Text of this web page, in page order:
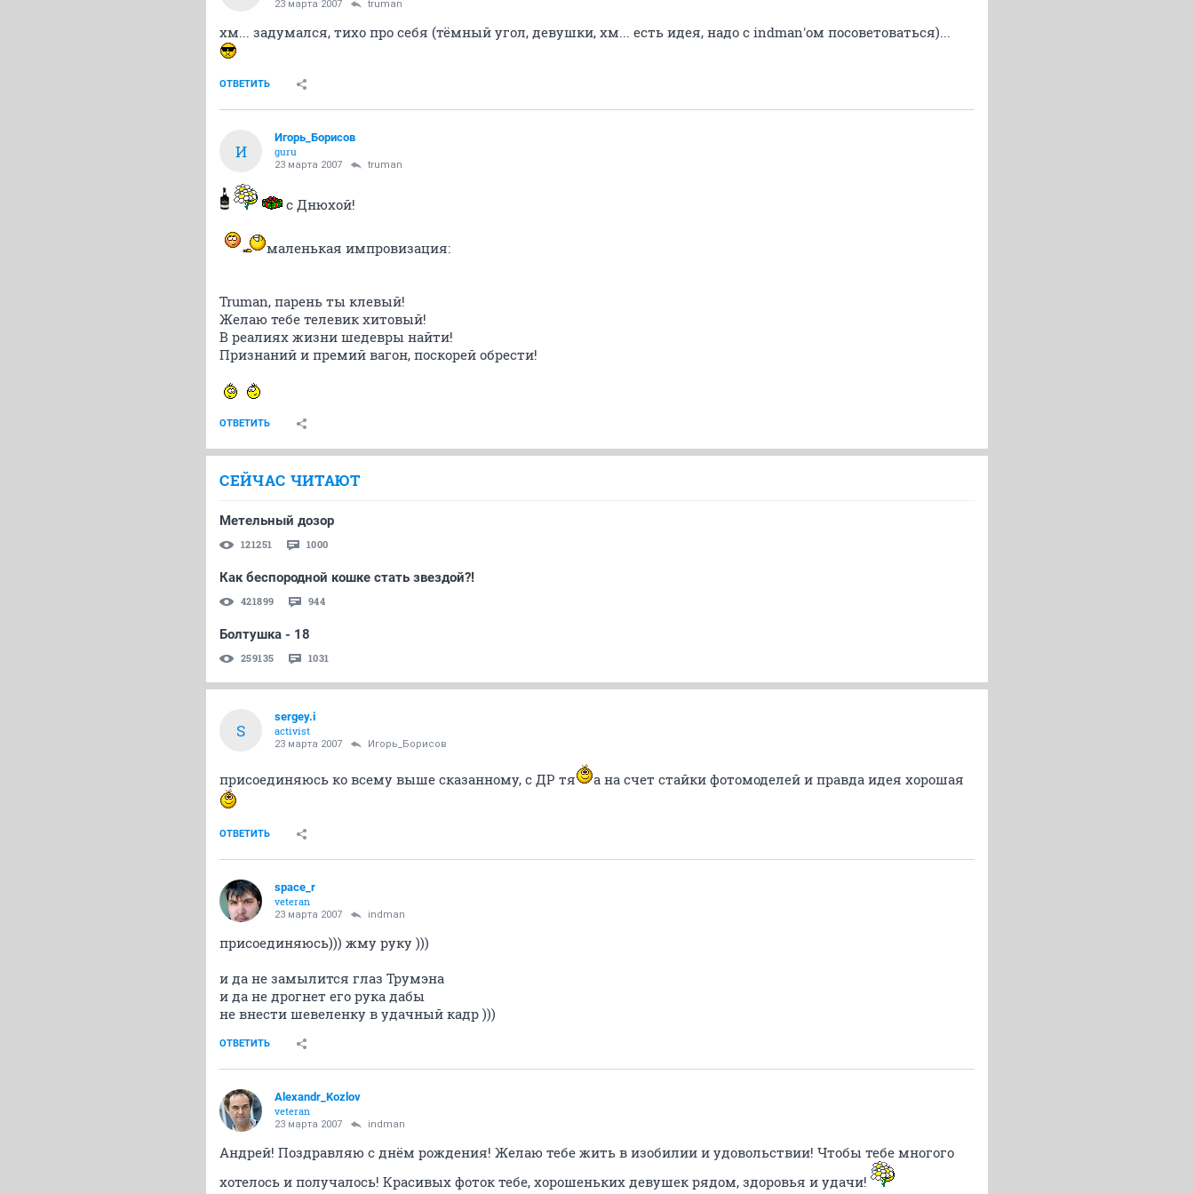
23 марта 2007 truman
хм... задумался, тихо про себя (тёмный угол, девушки, хм... есть идея, надо с indman'ом посоветоваться)...
ОТВЕТИТЬ
И
Игорь_Борисов
guru
23 марта 2007 truman
с Днюхой!
маленькая импровизация:
Truman, парень ты клевый!
Желаю тебе телевик хитовый!
В реалиях жизни шедевры найти!
Признаний и премий вагон, поскорей обрести!
ОТВЕТИТЬ
СЕЙЧАС ЧИТАЮТ
Метельный дозор
121251 1000
Как беспородной кошке стать звездой?!
421899 944
Болтушка - 18
259135 1031
S
sergey.i
activist
23 марта 2007 Игорь_Борисов
присоединяюсь ко всему выше сказанному, с ДР тя а на счет стайки фотомоделей и правда идея хорошая
ОТВЕТИТЬ
space_r
veteran
23 марта 2007 indman
присоединяюсь))) жму руку )))
и да не замылится глаз Трумэна
и да не дрогнет его рука дабы
не внести шевеленку в удачный кадр )))
ОТВЕТИТЬ
Alexandr_Kozlov
veteran
23 марта 2007 indman
Андрей! Поздравляю с днём рождения! Желаю тебе жить в изобилии и удовольствии! Чтобы тебе многого
хотелось и получалось! Красивых фоток тебе, хорошеньких девушек рядом, здоровья и удачи!